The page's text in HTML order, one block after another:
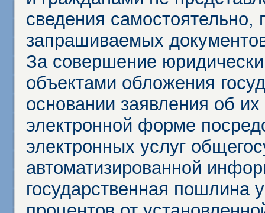
сведения
запрашиваемых
За совершение
объектами обложения
основании заявления об
электронной форме
электронных услуг
автоматизированной
государственная пошлина